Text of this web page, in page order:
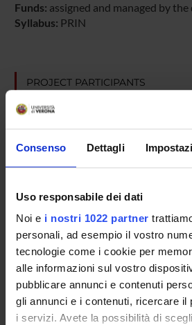
Consenso Dettagli
Uso responsabile dei dati
Noi e i nostri 1022 partner
personali, ad esempio il vostro
tecnologie come i cookie per
alle informazioni sul vostro
pubblicare annunci e contenuti
gli annunci e i contenuti, ricercare il
i servizi. Avete la possibilità di
Funds: assigned and managed by
Syllabus: PRIN
PROJECT PARTICIPANTS
Marzia Di Chio
Technical-administrative staff
Elena Formaggio
Spin-off staff
SECTIONS
Section of Pharmacology